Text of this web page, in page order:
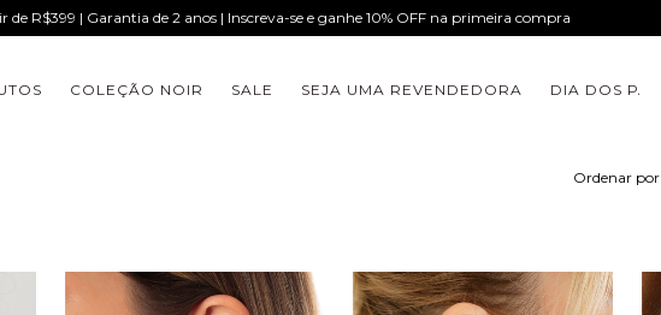
de R$399 | Garantia de 2 anos | Inscreva-se e ganhe 10% OFF na primeira compra
COLEÇÃO NOIR SALE SEJA UMA REVENDEDORA DIA DOS PAIS
Ordenar por